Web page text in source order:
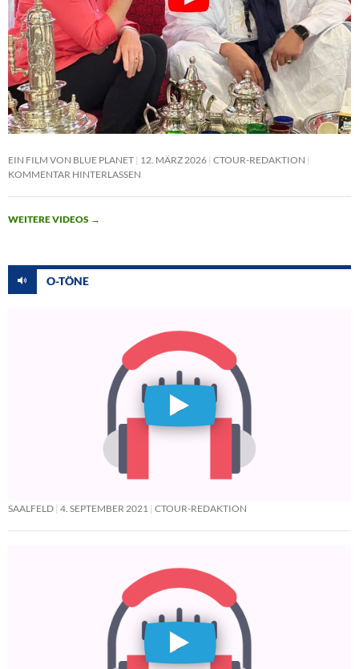
EIN FILM VON BLUE PLANET 12. MÄRZ 2026 CTOUR-REDAKTION
KOMMENTAR HINTERLASSEN
WEITERE VIDEOS →
O-TÖNE
SAALFELD 4. SEPTEMBER 2021 CTOUR-REDAKTION